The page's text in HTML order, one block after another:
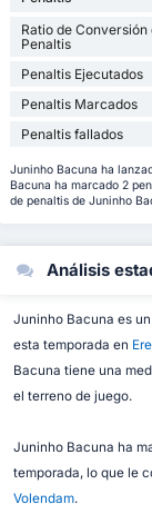
Ratio de Conversión
Penaltis
Penaltis Ejecutados
Penaltis Marcados
Penaltis fallados
Juninho Bacuna ha
Bacuna ha marcado 2
de penaltis de Juninho
Análisis
Juninho Bacuna es
esta temporada en
Bacuna tiene una
el terreno de juego.
Juninho Bacuna ha
temporada, lo que le
Volendam.